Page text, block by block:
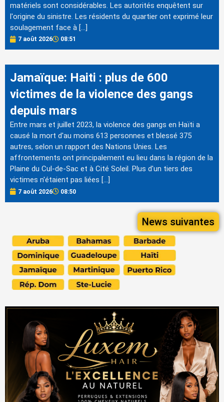
matériels sont considérables. Les autorités enquêtent sur
l'origine du sinistre. Les résidents du quartier ont exprimé leur
soulagement face à […]
7 août 2026 08:51
Jamaïque: Haiti : plus de 600
victimes de la violence des gangs
depuis mars
Entre mars et juillet 2023, la violence des gangs en Haïti a
causé la mort d'au moins 613 personnes et blessé 375
autres, selon un rapport des Nations Unies. Les
affrontements ont principalement eu lieu dans la région de la
Plaine du Cul-de-Sac et à Cité Soleil. Plus d'un tiers des
victimes n'étaient pas liées […]
7 août 2026 08:50
News suivantes